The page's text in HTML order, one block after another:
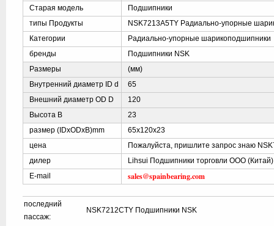
Старая модель
Подшипники
типы Продукты
NSK7213A5TY Радиально-упорные
Категории
Радиально-упорные шарикоподшипники
бренды
Подшипники NSK
Размеры
(мм)
Внутренний диаметр ID d
65
Внешний диаметр OD D
120
Высота B
23
размер (IDxODxB)mm
65x120x23
цена
Пожалуйста, пришлите запрос знаю
дилер
Lihsui Подшипники торговли ООО (Китай)
E-mail
sales@spainbearing.com
последний
пассаж:
NSK7212CTY Подшипники NSK